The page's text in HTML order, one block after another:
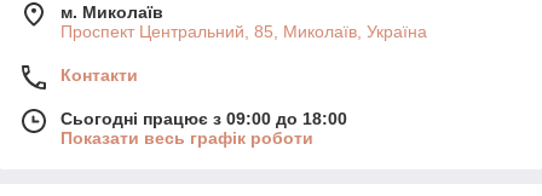
м. Миколаїв
Проспект Центральний, 85, Миколаїв, Україна
Контакти
Сьогодні працює з 09:00 до 18:00
Показати весь графік роботи